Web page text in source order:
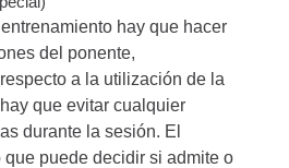
hay que hacer
del ponente,
a la utilización de la
que evitar cualquier
durante la sesión. El
puede decidir si admite o